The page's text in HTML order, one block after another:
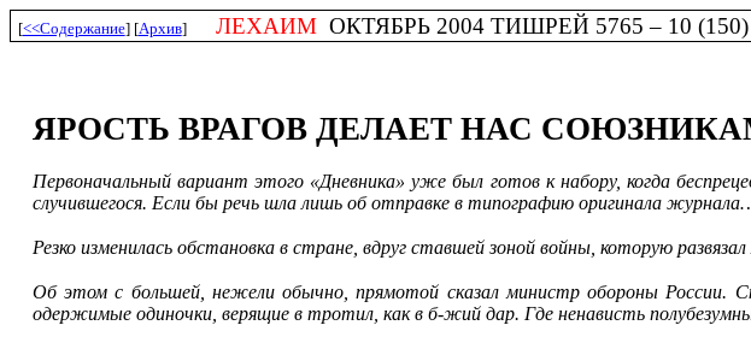
[<<Содержание] [Архив] ЛЕХАИМОКТЯБРЬ 2004 ТИШРЕЙ 5765 – 10 (150)
ЯРОСТЬ ВРАГОВ ДЕЛАЕТ НАС
Первоначальный вариант этого «Дневника» уже был готов к набору, когда
случившегося. Если бы речь шла лишь об отправке в типографию оригинала
Резко изменилась обстановка в стране, вдруг ставшей зоной войны, которую
Об этом с большей, нежели обычно, прямотой сказал министр обороны России.
одержимые одиночки, верящие в тротил, как в б-жий дар. Где ненависть